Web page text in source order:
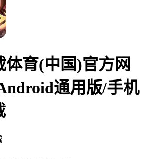
体育(中国)官方网
通用版/手机